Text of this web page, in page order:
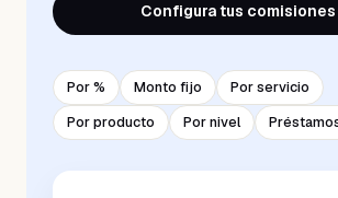
Configura tus comisiones
Por % Monto fijo
Por servicio
Por producto
Por nivel